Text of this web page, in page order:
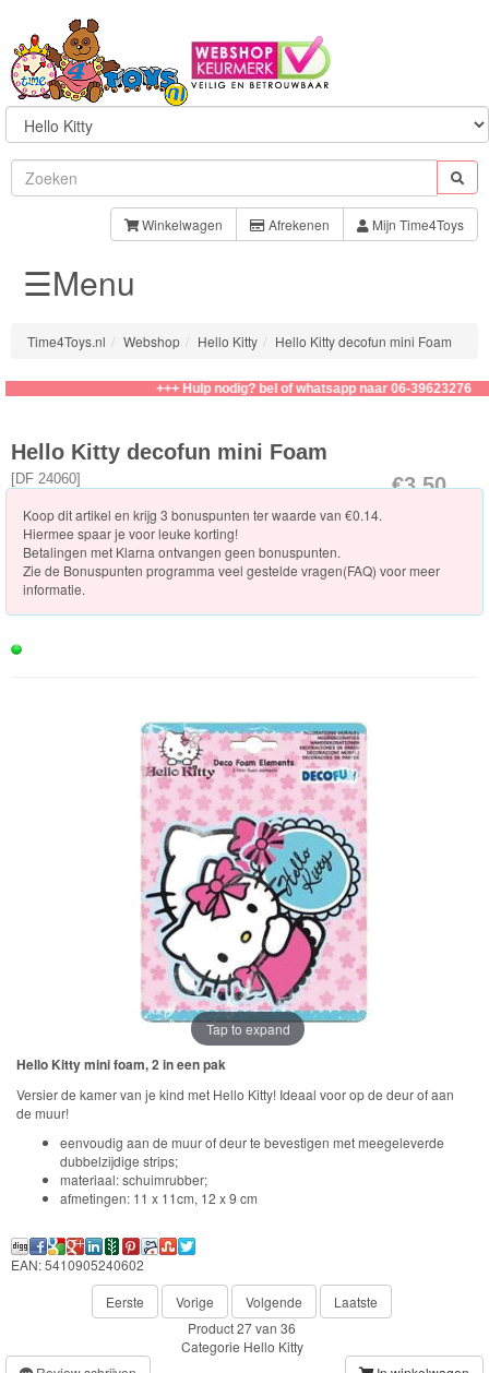
Winkelwagen Afrekenen Mijn Time4Toys
Sylvanian
Families
Aquabeads
Baby
Born
Annabell
Knuffels
Schleich
Enchantimals
Patrol
Fireman
Sam
Magische
Eenhoorn
Mickey
Minnie
☰Menu
Time4Toys.nl Webshop Hello Kitty Hello Kitty decofun mini Foam
+++ Hulp nodig? bel of whatsapp naar 06-39623276
€3.50
Hello Kitty decofun mini Foam
[DF 24060]
Koop dit artikel en krijg 3 bonuspunten ter waarde van €0.14.
Hiermee spaar je voor leuke korting!
Betalingen met Klarna ontvangen geen bonuspunten.
Zie de Bonuspunten programma veel gestelde vragen(FAQ) voor meer
informatie.
Tap to expand
Hello Kitty mini foam, 2 in een pak
Versier de kamer van je kind met Hello Kitty! Ideaal voor op de deur of aan
de muur!
eenvoudig aan de muur of deur te bevestigen met meegeleverde
dubbelzijdige strips;
materiaal: schuimrubber;
afmetingen: 11 x 11cm, 12 x 9 cm
EAN: 5410905240602
Eerste
Vorige Volgende
Laatste
Product 27 van 36
Categorie Hello Kitty